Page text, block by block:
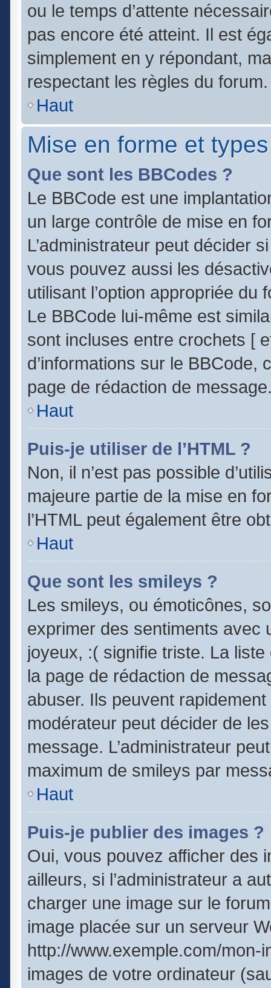
ou le temps d’attente
pas encore été atteint. Il est
simplement en y répondant,
respectant les règles du forum.
Haut
Mise en forme et
Que sont les BBCodes ?
Le BBCode est une
un large contrôle de mise en
L’administrateur peut décider
vous pouvez aussi les
utilisant l’option appropriée
Le BBCode lui-même est
sont incluses entre crochets [
d’informations sur le BBCode,
page de rédaction de
Haut
Puis-je utiliser de l’HTML ?
Non, il n’est pas possible
majeure partie de la mise en
l’HTML peut également être
Haut
Que sont les smileys ?
Les smileys, ou émoticônes,
exprimer des sentiments avec
joyeux, :( signifie triste. La
la page de rédaction de
abuser. Ils peuvent
modérateur peut décider de
message. L’administrateur
maximum de smileys par
Haut
Puis-je publier des images ?
Oui, vous pouvez afficher des
ailleurs, si l’administrateur a
charger une image sur le
image placée sur un serveur
http://www.exemple.com/
images de votre ordinateur